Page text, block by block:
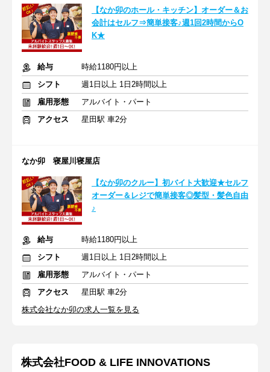
【なか卯のホール・キッチン】オーダー＆お
会計はセルフ⇒簡単接客♪週1回2時間からO
K★
給与
時給1180円以上
シフト
週1日以上 1日2時間以上
雇用形態
アルバイト・パート
アクセス
星田駅 車2分
なか卯 寝屋川寝屋店
【なか卯のクルー】初バイト大歓迎★セルフ
オーダー＆レジで簡単接客◎髪型・髪色自由
♪
給与
時給1180円以上
シフト
週1日以上 1日2時間以上
雇用形態
アルバイト・パート
アクセス
星田駅 車2分
株式会社なか卯の求人一覧を見る
株式会社FOOD & LIFE INNOVATIONS